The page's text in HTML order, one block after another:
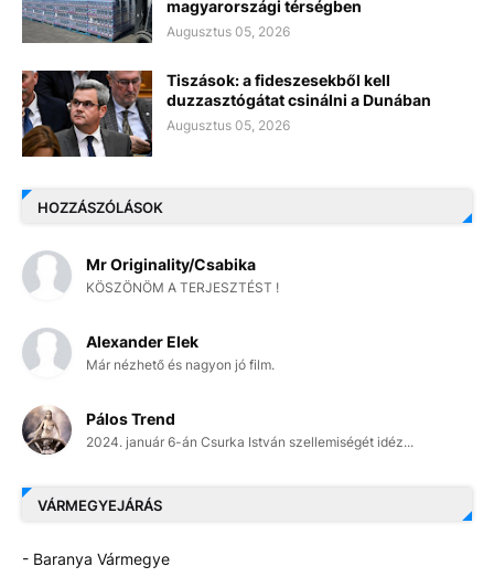
magyarországi térségben
Augusztus 05, 2026
Tiszások: a fideszesekből kell
duzzasztógátat csinálni a Dunában
Augusztus 05, 2026
HOZZÁSZÓLÁSOK
Mr Originality/Csabika
KÖSZÖNÖM A TERJESZTÉST !
Alexander Elek
Már nézhető és nagyon jó film.
Pálos Trend
2024. január 6-án Csurka István szellemiségét idéz...
VÁRMEGYEJÁRÁS
- Baranya Vármegye